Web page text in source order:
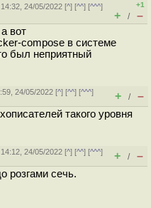
24/05/2022 [^] [^^] [^^^]
+1
+ / –
вот
compose в системе
был неприятный
24/05/2022 [^] [^^] [^^^]
+ / –
такого уровня
24/05/2022 [^] [^^] [^^^]
+ / –
розгами сечь.